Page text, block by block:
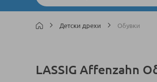
Детски дрехи Обувки
LASSIG Affenzahn